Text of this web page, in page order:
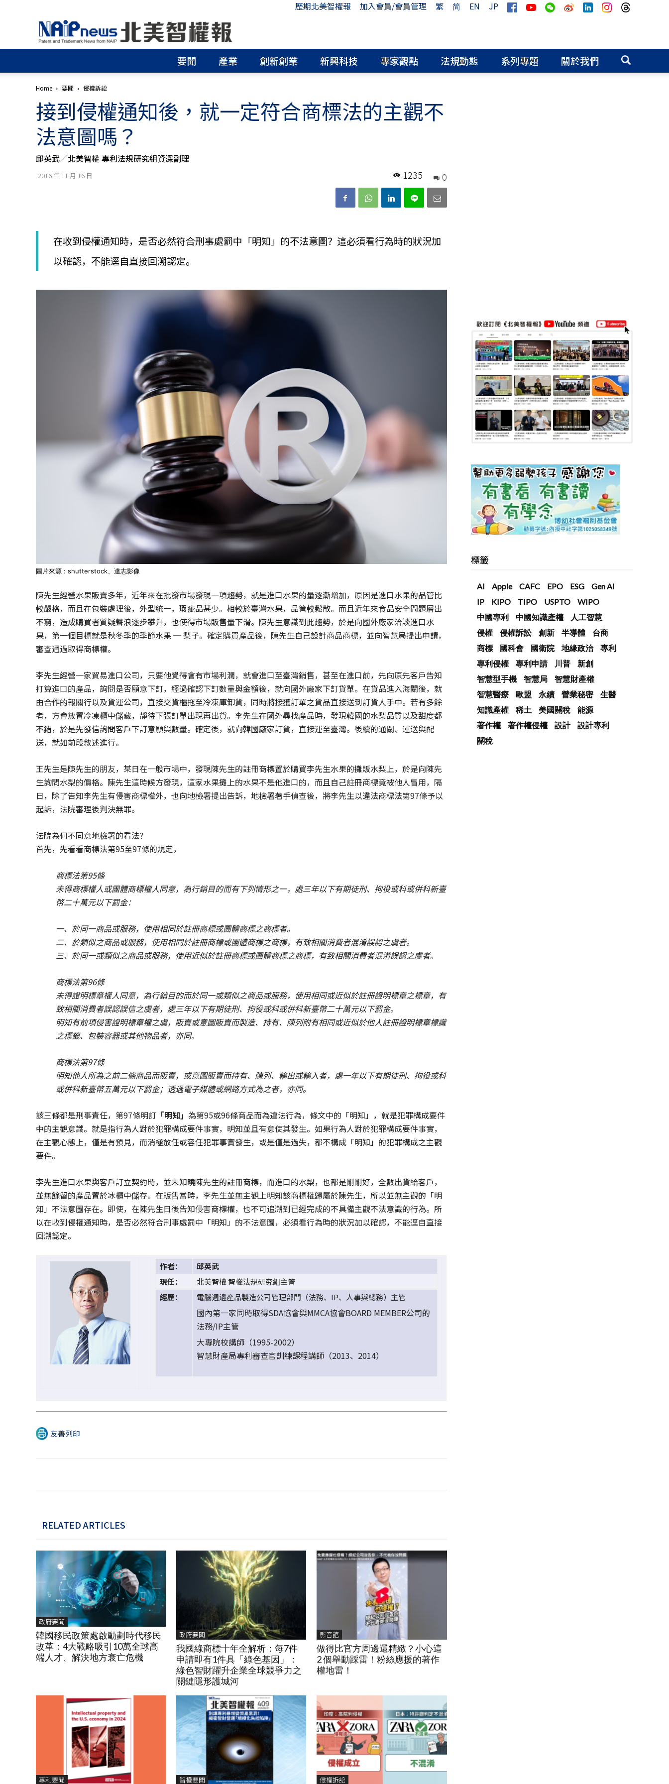
歷期北美智權報 加入會員/會員管理 繁 简 EN
JP
北
美
智
權
│
申
請
│
申
請
智
財
權
顧
│
國
專
利
要聞 產業 創新創業 新興科技 專家觀點 法規動態 系列專題 關於我們
Home 要聞 侵權訴訟
接到侵權通知後，就一定符合商標法的主觀不
法意圖嗎？
邱英武╱北美智權 專利法規研究組資深副理
2016 年 11 月 16 日 0
1235
在收到侵權通知時，是否必然符合刑事處罰中「明知」的不法意圖？這必須看行為時的狀況加
以確認，不能逕自直接回溯認定。
圖片來源 : shutterstock、達志影像
陳先生經營水果販賣多年，近年來在批發市場發現一項趨勢，就是進口水果的量逐漸增加，原因是進口水果的品管比
較嚴格，而且在包裝處理後，外型統一，瑕疵品甚少。相較於臺灣水果，品管較鬆散。而且近年來食品安全問題層出
不窮，造成購買者質疑聲浪逐步攀升，也使得市場販售量下滑。陳先生意識到此趨勢，於是向國外廠家洽談進口水
果，第一個目標就是秋冬季的季節水果 ─ 梨子。確定購買產品後，陳先生自己設計商品商標，並向智慧局提出申請，
審查通過取得商標權。
李先生經營一家貿易進口公司，只要他覺得會有市場利潤，就會進口至臺灣銷售，甚至在進口前，先向原先客戶告知
打算進口的產品，詢問是否願意下訂，經過確認下訂數量與金額後，就向國外廠家下訂貨單。在貨品進入海關後，就
由合作的報關行以及貨運公司，直接交貨櫃拖至冷凍庫卸貨，同時將接獲訂單之貨品直接送到訂貨人手中。若有多餘
者，方會放置冷凍櫃中儲藏，靜待下張訂單出現再出貨。李先生在國外尋找產品時，發現韓國的水梨品質以及甜度都
不錯，於是先發信詢問客戶下訂意願與數量。確定後，就向韓國廠家訂貨，直接運至臺灣。後續的通關、運送與配
送，就如前段敘述進行。
王先生是陳先生的朋友，某日在一般市場中，發現陳先生的註冊商標置於購買李先生水果的攤販水梨上，於是向陳先
生詢問水梨的價格。陳先生這時候方發現，這家水果攤上的水果不是他進口的，而且自己註冊商標竟被他人冒用，隔
日，除了告知李先生有侵害商標權外，也向地檢署提出告訴，地檢署著手偵查後，將李先生以違法商標法第97條予以
起訴，法院審理後判決無罪。
法院為何不同意地檢署的看法？
首先，先看看商標法第95至97條的規定，
商標法第95條
未得商標權人或團體商標權人同意，為行銷目的而有下列情形之一，處三年以下有期徒刑、拘役或科或併科新臺
幣二十萬元以下罰金：
一、於同一商品或服務，使用相同於註冊商標或團體商標之商標者。
二、於類似之商品或服務，使用相同於註冊商標或團體商標之商標，有致相關消費者混淆誤認之虞者。
三、於同一或類似之商品或服務，使用近似於註冊商標或團體商標之商標，有致相關消費者混淆誤認之虞者。
商標法第96條
未得證明標章權人同意，為行銷目的而於同一或類似之商品或服務，使用相同或近似於註冊證明標章之標章，有
致相關消費者誤認誤信之虞者，處三年以下有期徒刑、拘役或科或併科新臺幣二十萬元以下罰金。
明知有前項侵害證明標章權之虞，販賣或意圖販賣而製造、持有、陳列附有相同或近似於他人註冊證明標章標識
之標籤、包裝容器或其他物品者，亦同。
商標法第97條
明知他人所為之前二條商品而販賣，或意圖販賣而持有、陳列、輸出或輸入者，處一年以下有期徒刑、拘役或科
或併科新臺幣五萬元以下罰金；透過電子媒體或網路方式為之者，亦同。
該三條都是刑事責任，第97條明訂 「明知」 為第95或96條商品而為違法行為，條文中的「明知」，就是犯罪構成要件
中的主觀意識。就是指行為人對於犯罪構成要件事實，明知並且有意使其發生。如果行為人對於犯罪構成要件事實，
在主觀心態上，僅是有預見，而消極放任或容任犯罪事實發生，或是僅是過失，都不構成「明知」的犯罪構成之主觀
要件。
李先生進口水果與客戶訂立契約時，並未知曉陳先生的註冊商標，而進口的水梨，也都是剛剛好，全數出貨給客戶，
並無餘留的產品置於冰櫃中儲存。在販售當時，李先生並無主觀上明知該商標權歸屬於陳先生，所以並無主觀的「明
知」不法意圖存在。即使，在陳先生日後告知侵害商標權，也不可追溯到已經完成的不具備主觀不法意識的行為。所
以在收到侵權通知時，是否必然符合刑事處罰中「明知」的不法意圖，必須看行為時的狀況加以確認，不能逕自直接
回溯認定。
作者：
邱英武
現任：
北美智權 智權法規研究組主管
經歷：
電腦週邊產品製造公司管理部門（法務、IP、人事與總務）主管
國內第一家同時取得SDA協會與MMCA協會BOARD MEMBER公司的
法務/IP主管
大專院校講師（1995-2002）
智慧財產局專利審查官訓練課程講師（2013、2014）
友善列印
RELATED ARTICLES
政府要聞
韓國移民政策處啟動劃時代移民
改革：4大戰略吸引10萬全球高
端人才、解決地方衰亡危機
政府要聞
我國綠商標十年全解析：每7件
申請即有1件具「綠色基因」：
綠色智財躍升企業全球競爭力之
關鍵隱形護城河
影音館
做得比官方周邊還精緻？小心這
2 個舉動踩雷！粉絲應援的著作
權地雷！
專利要聞 智權要聞 侵權訴訟
標籤
AI Apple CAFC EPO ESG
Gen AI
IP
KIPO TIPO USPTO
WIPO
中國專利
中國知識產權
人工智慧
侵權
侵權訴訟 創新 半導體
台商
商標
國科會 國衛院 地緣政治
專利
專利侵權
專利申請 川普
新創
智慧型手機
智慧局
智慧財產權
智慧醫療
歐盟 永續 營業秘密
生醫
知識產權
稀土 美國關稅
能源
著作權
著作權侵權 設計
設計專利
關稅